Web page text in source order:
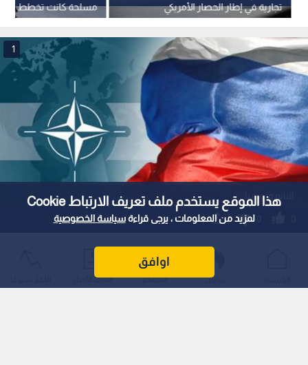
هذا الموقع يستخدم ملف تعريف الارتباط Cookie
لمزيد من المعلومات ، يرجى قراءةسياسة الخصوصية
اوافق
مسلحة كانت تخطط
بطائرات مسيرة
تجارية في إطار الحصار الأمريكي
المفروض على إيران
الناتو وروسيا
1
المخابرات الأميركية: بوتين قد يختبر الناتو
بهجوم محدود
عواجل المباشر أحدث الأخبار